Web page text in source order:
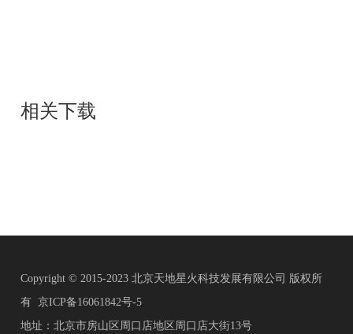
相关下载
Copyright © 2015-2023 北京天地星火科技发展有限公司 版权所
有京ICP备16061842号-5
地址：北京市房山区周口店地区周口店大街13号